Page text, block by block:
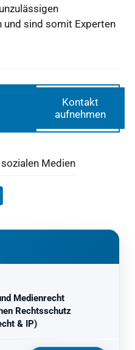
sind somit Experten
Kontakt
aufnehmen
Medien
Medienrecht
Rechtsschutz
& IP)